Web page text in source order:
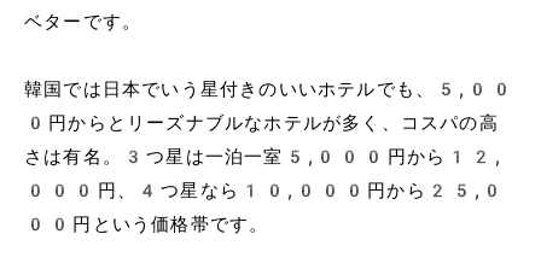
ベターです。
韓国では日本でいう星付きのいいホテルでも、5,00
0円からとリーズナブルなホテルが多く、コスパの高
さは有名。3つ星は一泊一室5,000円から12,
000円、4つ星なら10,000円から25,0
00円という価格帯 です。